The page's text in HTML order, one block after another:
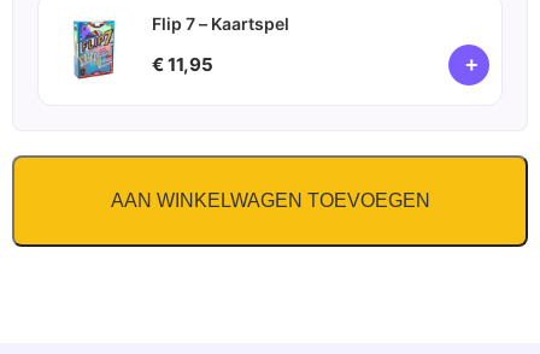
Flip 7 – Kaartspel
€ 11,95 +
AAN WINKELWAGEN TOEVOEGEN